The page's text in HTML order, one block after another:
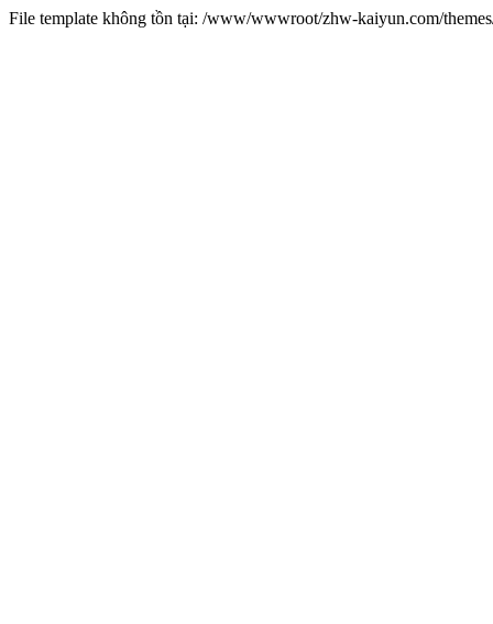
File template không tồn tại: /www/wwwroot/zhw-kaiyun.com/